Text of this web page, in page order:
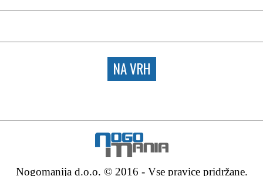
NA VRH
Nogomanija d.o.o. © 2016 - Vse pravice pridržane.